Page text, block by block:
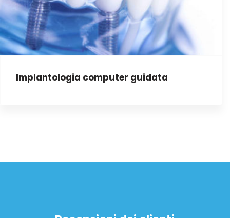
Implantologia computer guidata